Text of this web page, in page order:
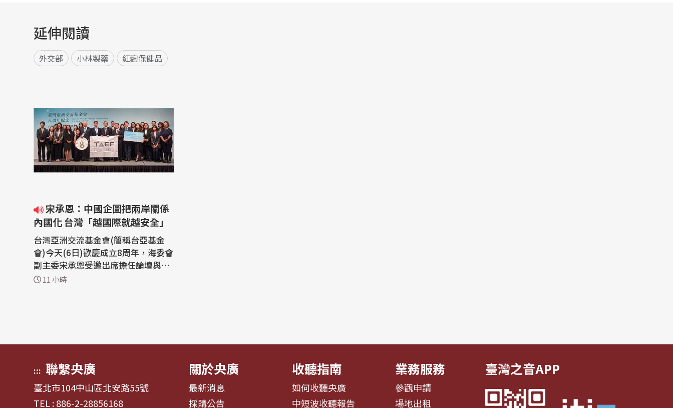
延伸閱讀
外交部 小林製藥 紅麴保健品
內國化 台灣「越國際就越安全」
台灣亞洲交流基金會(簡稱台亞基金
會)今天(6日)歡慶成立8周年，海委會
副主委宋承恩受邀出席擔任論壇與談
人，他指出，中國近年在海上動作頻
11 小時
::: 聯繫央廣
臺北市104中山區北安路55號
TEL : 886-2-28856168
關於央廣
最新消息
採購公告
收聽指南
如何收聽央廣
中短波收聽報告
業務服務
參觀申請
場地出租
臺灣之音APP